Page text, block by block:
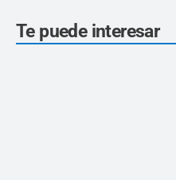
Te puede interesar